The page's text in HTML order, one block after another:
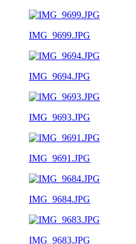
IMG_9699.JPG
IMG_9694.JPG
IMG_9693.JPG
IMG_9691.JPG
IMG_9684.JPG
IMG_9683.JPG